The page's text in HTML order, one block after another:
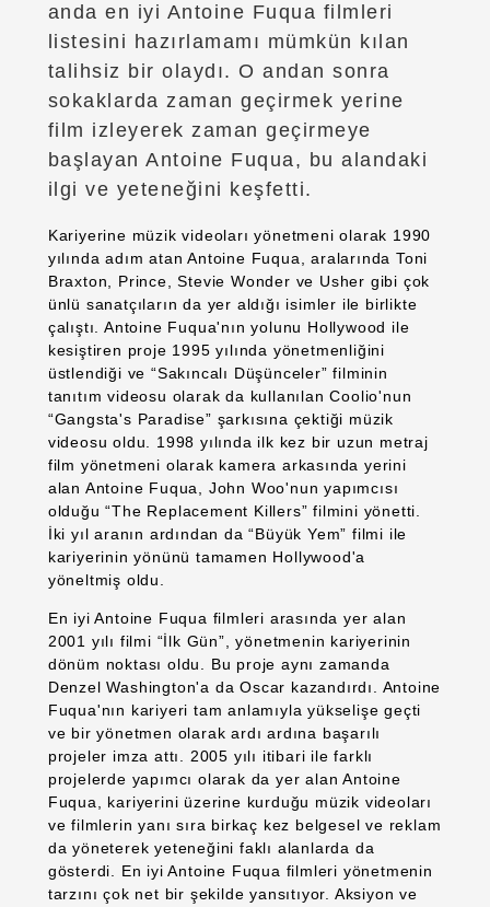
anda en iyi Antoine Fuqua filmleri
listesini hazırlamamı mümkün kılan
talihsiz bir olaydı. O andan sonra
sokaklarda zaman geçirmek yerine
film izleyerek zaman geçirmeye
başlayan Antoine Fuqua, bu alandaki
ilgi ve yeteneğini keşfetti.
Kariyerine müzik videoları yönetmeni olarak 1990
yılında adım atan Antoine Fuqua, aralarında Toni
Braxton, Prince, Stevie Wonder ve Usher gibi çok
ünlü sanatçıların da yer aldığı isimler ile birlikte
çalıştı. Antoine Fuqua'nın yolunu Hollywood ile
kesiştiren proje 1995 yılında yönetmenliğini
üstlendiği ve “Sakıncalı Düşünceler” filminin
tanıtım videosu olarak da kullanılan Coolio'nun
“Gangsta's Paradise” şarkısına çektiği müzik
videosu oldu. 1998 yılında ilk kez bir uzun metraj
film yönetmeni olarak kamera arkasında yerini
alan Antoine Fuqua, John Woo'nun yapımcısı
olduğu “The Replacement Killers” filmini yönetti.
İki yıl aranın ardından da “Büyük Yem” filmi ile
kariyerinin yönünü tamamen Hollywood'a
yöneltmiş oldu.
En iyi Antoine Fuqua filmleri arasında yer alan
2001 yılı filmi “İlk Gün”, yönetmenin kariyerinin
dönüm noktası oldu. Bu proje aynı zamanda
Denzel Washington'a da Oscar kazandırdı. Antoine
Fuqua'nın kariyeri tam anlamıyla yükselişe geçti
ve bir yönetmen olarak ardı ardına başarılı
projeler imza attı. 2005 yılı itibari ile farklı
projelerde yapımcı olarak da yer alan Antoine
Fuqua, kariyerini üzerine kurduğu müzik videoları
ve filmlerin yanı sıra birkaç kez belgesel ve reklam
da yöneterek yeteneğini faklı alanlarda da
gösterdi. En iyi Antoine Fuqua filmleri yönetmenin
tarzını çok net bir şekilde yansıtıyor. Aksiyon ve